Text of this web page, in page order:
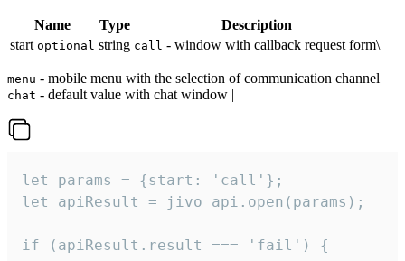
Name Type
Description
start optional string call - window with callback request form\
menu - mobile menu with the selection of communication channel
chat - default value with chat window |
let params = {start: 'call'};
let apiResult = jivo_api.open(params);
if (apiResult.result === 'fail') {